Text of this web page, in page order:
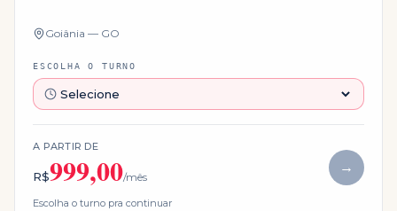
Goiânia — GO
ESCOLHA O TURNO
A PARTIR DE
R$999,00/mês
→
Escolha o turno pra continuar